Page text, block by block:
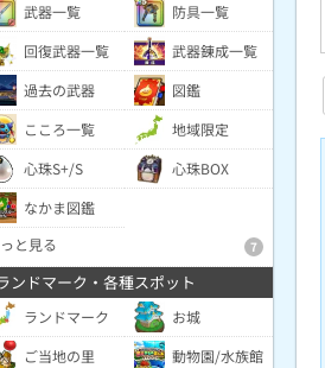
武器一覧
防具一覧
回復武器一覧
武器錬成一覧
過去の武器
図鑑
こころ一覧
地域限定
心珠S+/S
心珠BOX
なかま図鑑
と見る
7
ンドマーク・各種スポット
ランドマーク
お城
ご当地の里
動物園/水族館